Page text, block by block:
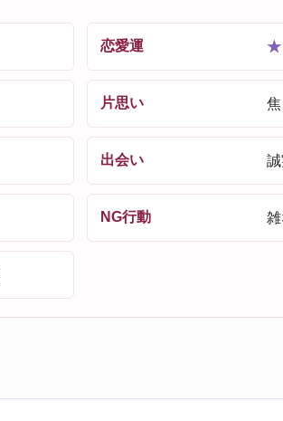
恋愛運
片思い
出会い
NG行動